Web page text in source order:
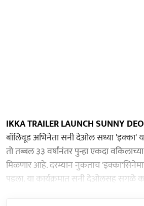
IKKA TRAILER LAUNCH SUNNY
बॉलिवूड अभिनेता सनी देओल सध्या 'इक्का'
तो तब्बल ३३ वर्षांनंतर पुन्हा एकदा
मिळणार आहे. दरम्यान नुकताच
पडला. या कार्यक्रमात सनी देओलसह सगळे